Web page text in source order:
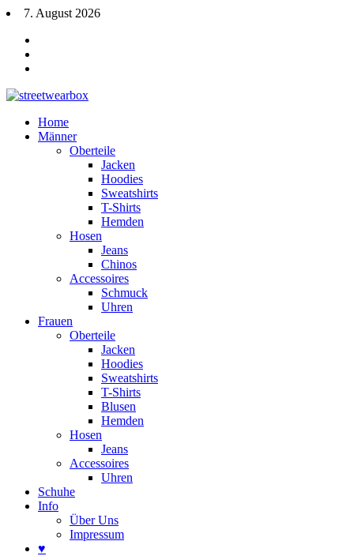
7. August 2026
Home
Männer
Oberteile
Jacken
Hoodies
Sweatshirts
T-Shirts
Hemden
Hosen
Jeans
Chinos
Accessoires
Schmuck
Uhren
Frauen
Oberteile
Jacken
Hoodies
Sweatshirts
T-Shirts
Blusen
Hemden
Hosen
Jeans
Accessoires
Uhren
Schuhe
Info
Über Uns
Impressum
♥